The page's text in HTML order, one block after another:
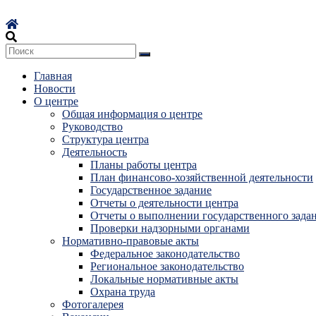
к
содержимому
Главная
Новости
О центре
Общая информация о центре
Руководство
Структура центра
Деятельность
Планы работы центра
План финансово-хозяйственной деятельности
Государственное задание
Отчеты о деятельности центра
Отчеты о выполнении государственного
Проверки надзорными органами
Нормативно-правовые акты
Федеральное законодательство
Региональное законодательство
Локальные нормативные акты
Охрана труда
Фотогалерея